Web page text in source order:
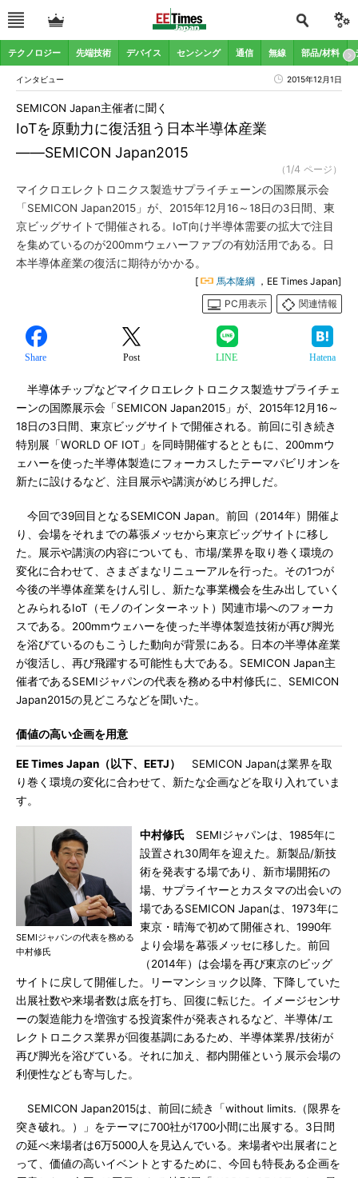
テクノロジー 先端技術 デバイス センシング 通信 無線 部品/材料
インタビュー 2015年12月1日
IoTを原動力に復活狙う日本半導体産業
――SEMICON Japan2015
SEMICON Japan主催者に聞く
（1/4 ページ）
マイクロエレクトロニクス製造サプライチェーンの国際展示会
「SEMICON Japan2015」が、2015年12月16～18日の3日間、東
京ビッグサイトで開催される。IoT向け半導体需要の拡大で注目
を集めているのが200mmウェハーファブの有効活用である。日
本半導体産業の復活に期待がかかる。
[ 馬本隆綱 ，EE Times Japan]
PC用表示
関連情報
Share Post LINE Hatena
半導体チップなどマイクロエレクトロニクス製造サプライチェ
ーンの国際展示会「SEMICON Japan2015」が、2015年12月16～
18日の3日間、東京ビッグサイトで開催される。前回に引き続き
特別展「WORLD OF IOT」を同時開催するとともに、200mmウ
ェハーを使った半導体製造にフォーカスしたテーマパビリオンを
新たに設けるなど、注目展示や講演がめじろ押しだ。
今回で39回目となるSEMICON Japan。前回（2014年）開催よ
り、会場をそれまでの幕張メッセから東京ビッグサイトに移し
た。展示や講演の内容についても、市場/業界を取り巻く環境の
変化に合わせて、さまざまなリニューアルを行った。その1つが
今後の半導体産業をけん引し、新たな事業機会を生み出していく
とみられるIoT（モノのインターネット）関連市場へのフォーカ
スである。200mmウェハーを使った半導体製造技術が再び脚光
を浴びているのもこうした動向が背景にある。日本の半導体産業
が復活し、再び飛躍する可能性も大である。SEMICON Japan主
催者であるSEMIジャパンの代表を務める中村修氏に、SEMICON
Japan2015の見どころなどを聞いた。
価値の高い企画を用意
EE Times Japan（以下、EETJ）
SEMICON Japanは業界を取
り巻く環境の変化に合わせて、新たな企画などを取り入れていま
す。
SEMIジャパンの代表を務める
中村修氏
中村修氏 SEMIジャパンは、1985年に
設置され30周年を迎えた。新製品/新技
術を発表する場であり、新市場開拓の
場、サプライヤーとカスタマの出会いの
場であるSEMICON Japanは、1973年に
東京・晴海で初めて開催され、1990年
より会場を幕張メッセに移した。前回
（2014年）は会場を再び東京のビッグ
サイトに戻して開催した。リーマンショック以降、下降していた
出展社数や来場者数は底を打ち、回復に転じた。イメージセンサ
ーの製造能力を増強する投資案件が発表されるなど、半導体/エ
レクトロニクス業界が回復基調にあるため、半導体業界/技術が
再び脚光を浴びている。それに加え、都内開催という展示会場の
利便性なども寄与した。
SEMICON Japan2015は、前回に続き「without limits.（限界を
突き破れ。）」をテーマに700社が1700小間に出展する。3日間
の延べ来場者は6万5000人を見込んでいる。来場者や出展者にと
って、価値の高いイベントとするために、今回も特長ある企画を